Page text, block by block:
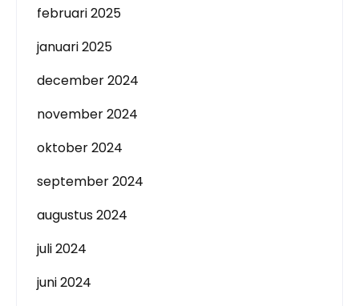
februari 2025
januari 2025
december 2024
november 2024
oktober 2024
september 2024
augustus 2024
juli 2024
juni 2024